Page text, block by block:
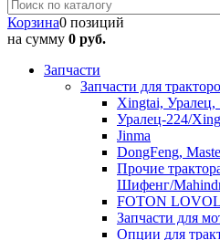
Корзина0 позиций
на сумму 0 руб.
Запчасти
Запчасти для
Xingtai, Уралец,
Уралец-224/
Jinma
DongFeng,
Прочие
Шифенг/
FOTON LOVOL
Запчасти для
Опции для